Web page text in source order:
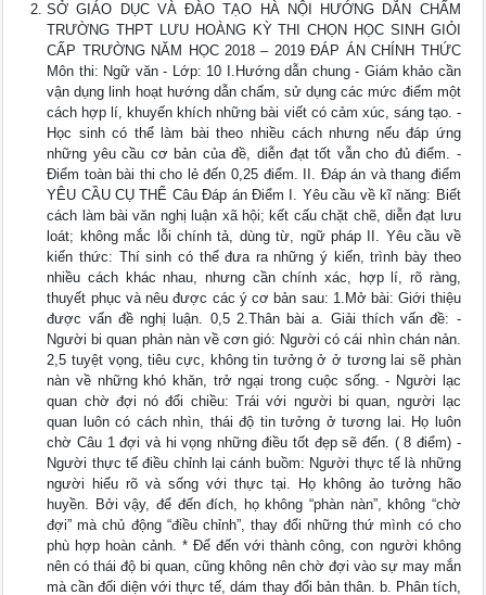
SỞ GIÁO DỤC VÀ ĐÀO TẠO HÀ NỘI HƯỚNG DẪN CHẤM
TRƯỜNG THPT LƯU HOÀNG KỲ THI CHỌN HỌC SINH GIỎI
CẤP TRƯỜNG NĂM HỌC 2018 – 2019 ĐÁP ÁN CHÍNH THỨC
Môn thi: Ngữ văn - Lớp: 10 I.Hướng dẫn chung - Giám khảo cần
vận dụng linh hoạt hướng dẫn chấm, sử dụng các mức điểm một
cách hợp lí, khuyến khích những bài viết có cảm xúc, sáng tạo. -
Học sinh có thể làm bài theo nhiều cách nhưng nếu đáp ứng
những yêu cầu cơ bản của đề, diễn đạt tốt vẫn cho đủ điểm. -
Điểm toàn bài thi cho lẻ đến 0,25 điểm. II. Đáp án và thang điểm
YÊU CẦU CỤ THỂ Câu Đáp án Điểm I. Yêu cầu về kĩ năng: Biết
cách làm bài văn nghị luận xã hội; kết cấu chặt chẽ, diễn đạt lưu
loát; không mắc lỗi chính tả, dùng từ, ngữ pháp II. Yêu cầu về
kiến thức: Thí sinh có thể đưa ra những ý kiến, trình bày theo
nhiều cách khác nhau, nhưng cần chính xác, hợp lí, rõ ràng,
thuyết phục và nêu được các ý cơ bản sau: 1.Mở bài: Giới thiệu
được vấn đề nghị luận. 0,5 2.Thân bài a. Giải thích vấn đề: -
Người bi quan phàn nàn về cơn gió: Người có cái nhìn chán nản.
2,5 tuyệt vọng, tiêu cực, không tin tưởng ở ở tương lai sẽ phàn
nàn về những khó khăn, trở ngại trong cuộc sống. - Người lạc
quan chờ đợi nó đổi chiều: Trái với người bi quan, người lạc
quan luôn có cách nhìn, thái độ tin tưởng ở tương lai. Họ luôn
chờ Câu 1 đợi và hi vọng những điều tốt đẹp sẽ đến. ( 8 điểm) -
Người thực tế điều chỉnh lại cánh buồm: Người thực tế là những
người hiểu rõ và sống với thực tại. Họ không ảo tưởng hão
huyền. Bởi vậy, để đến đích, họ không “phàn nàn”, không “chờ
đợi” mà chủ động “điều chỉnh”, thay đổi những thứ mình có cho
phù hợp hoàn cảnh. * Để đến với thành công, con người không
nên có thái độ bi quan, cũng không nên chờ đợi vào sự may mắn
mà cần đối diện với thực tế, dám thay đổi bản thân. b. Phân tích,